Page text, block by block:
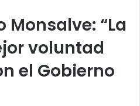
Monsalve: “La
voluntad
el Gobierno